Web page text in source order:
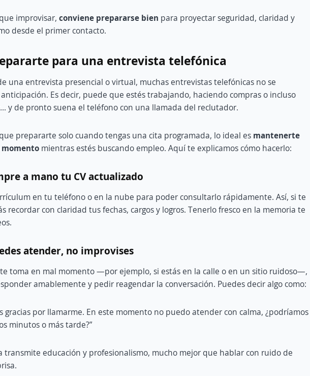
improvisar, conviene prepararse bien para proyectar seguridad, claridad y
desde el primer contacto.
para una entrevista telefónica
una entrevista presencial o virtual, muchas entrevistas telefónicas no se
Es decir, puede que estés trabajando, haciendo compras o incluso
y de pronto suena el teléfono con una llamada del reclutador.
prepararte solo cuando tengas una cita programada, lo ideal es mantenerte
mientras estés buscando empleo. Aquí te explicamos cómo hacerlo:
a mano tu CV actualizado
en tu teléfono o en la nube para poder consultarlo rápidamente. Así, si te
recordar con claridad tus fechas, cargos y logros. Tenerlo fresco en la memoria te
atender, no improvises
toma en mal momento —por ejemplo, si estás en la calle o en un sitio ruidoso—,
amablemente y pedir reagendar la conversación. Puedes decir algo como:
gracias por llamarme. En este momento no puedo atender con calma, ¿podríamos
minutos o más tarde?”
transmite educación y profesionalismo, mucho mejor que hablar con ruido de